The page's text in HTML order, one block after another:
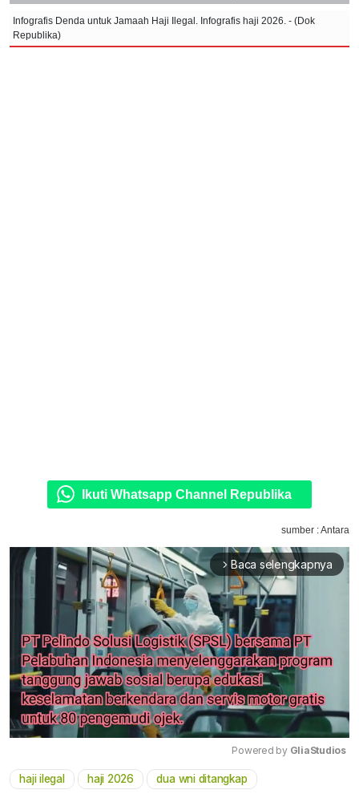
Infografis Denda untuk Jamaah Haji Ilegal. Infografis haji 2026. - (Dok
Republika)
Ikuti Whatsapp Channel Republika
sumber : Antara
arrow_forward_ios Baca selengkapnya
Powered by GliaStudios
haji ilegal haji 2026 dua wni ditangkap